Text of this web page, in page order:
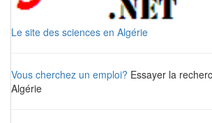
Le site des sciences en Algérie
Vous cherchez un emploi? Essayer la
Algérie